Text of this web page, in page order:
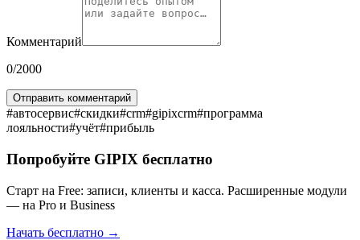
Комментарий
0/2000
Отправить комментарий
#автосервис#скидки#crm#gipixcrm#программа
лояльности#учёт#прибыль
Попробуйте GIPIX бесплатно
Старт на Free: записи, клиенты и касса. Расширенные модули
— на Pro и Business
Начать бесплатно →